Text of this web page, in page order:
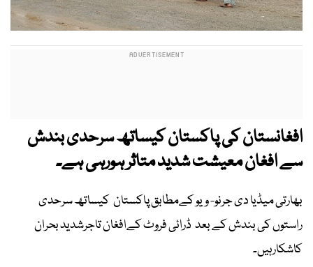
افغانستان کی پاکستان کیساتھ سرحدی بندش
سے افغان معیشت شدید متاثر ہورہی ہے۔
بھارتی میڈیا دی جرنو- ویو کےمطابق پاکستان کیساتھ سرحدی
راستوں کی بندش کے بعد ڈرائی فروٹ کےافغان تاجرشدید بحران
کاشکارہیں۔